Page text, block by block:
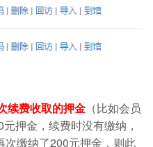
续费收取的押金 （比如会员
押金，续费时没有缴纳，
次缴纳了200元押金，则此